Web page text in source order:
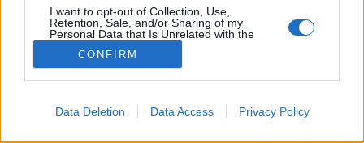
I want to opt-out of Collection, Use,
Retention, Sale, and/or Sharing of my
Personal Data that Is Unrelated with the
Purposes for which it was collected.
Opted Out
I want to allow Google to enable storage
related to advertising like cookies on web or
CONFIRM
Data Deletion Data Access Privacy Policy